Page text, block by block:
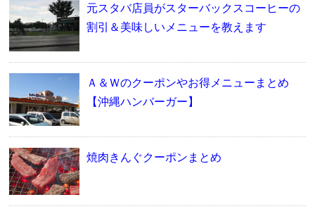
元スタバ店員がスターバックスコーヒーの
割引＆美味しいメニューを教えます
Ａ＆Ｗのクーポンやお得メニューまとめ
【沖縄ハンバーガー】
焼肉きんぐクーポンまとめ